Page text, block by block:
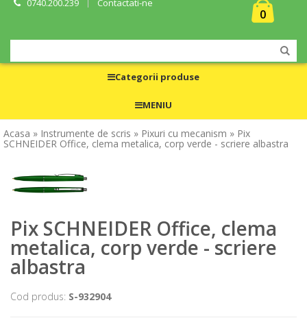
0
Categorii produse
MENIU
Acasa » Instrumente de scris » Pixuri cu mecanism » Pix
SCHNEIDER Office, clema metalica, corp verde - scriere albastra
Pix SCHNEIDER Office, clema
metalica, corp verde - scriere
albastra
Cod produs: S-932904